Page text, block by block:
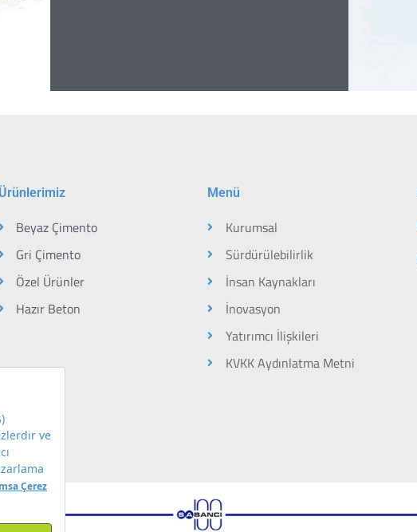
Ürünlerimiz
Beyaz Çimento
Gri Çimento
Özel Ürünler
Hazır Beton
Menü
Kurumsal
Sürdürülebilirlik
İnsan Kaynakları
İnovasyon
Yatırımcı İlişkileri
KVKK Aydınlatma Metni